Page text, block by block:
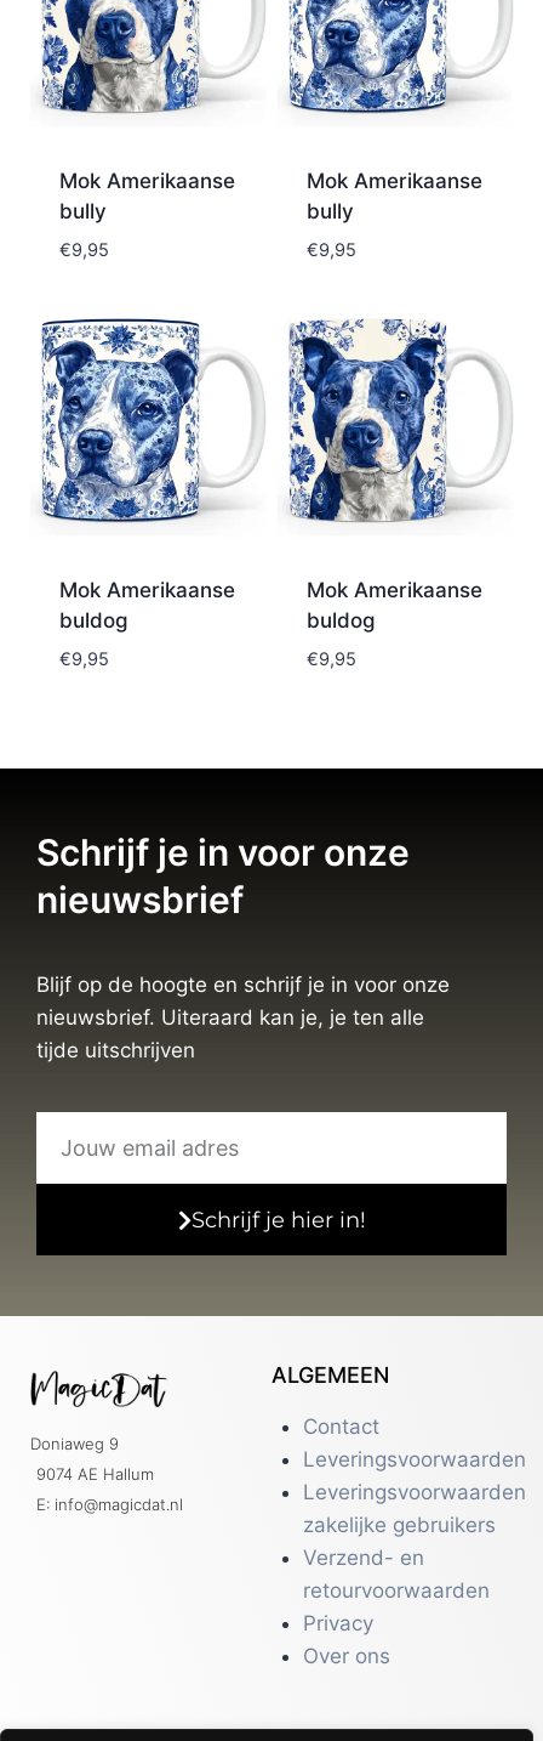
Mok Amerikaanse
bully
€9,95
Mok Amerikaanse
bully
€9,95
Mok Amerikaanse
buldog
€9,95
Mok Amerikaanse
buldog
€9,95
Schrijf je in voor onze
nieuwsbrief
Blijf op de hoogte en schrijf je in voor onze
nieuwsbrief. Uiteraard kan je, je ten alle
tijde uitschrijven
Schrijf je hier in!
Doniaweg 9
9074 AE Hallum
E: info@magicdat.nl
ALGEMEEN
Contact
Leveringsvoorwaarden
Leveringsvoorwaarden
zakelijke gebruikers
Verzend- en
retourvoorwaarden
Privacy
Over ons